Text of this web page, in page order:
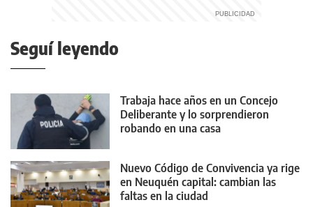
Seguí leyendo
Trabaja hace años en un Concejo
Deliberante y lo sorprendieron
robando en una casa
Nuevo Código de Convivencia ya rige
en Neuquén capital: cambian las
faltas en la ciudad